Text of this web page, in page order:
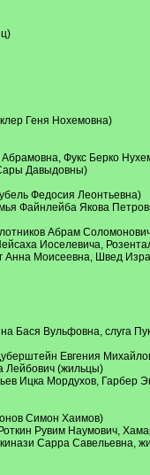
Геня Нохемовна)
Фукс Берко
Давыдовны)
Федосия Леонтьевна)
Файнлейба Якова
Абрам
Иоселевича,
Анна Моисеевна, Швед
Бася Вульфовна, слуга
Евгения
Лейбович (жильцы)
Ицка Мордухов, Гарбер
Симон Хаимов)
Рувим Наумович,
Сарра Савельевна,